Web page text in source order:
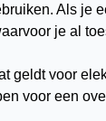
Als je
je al
voor
voor een